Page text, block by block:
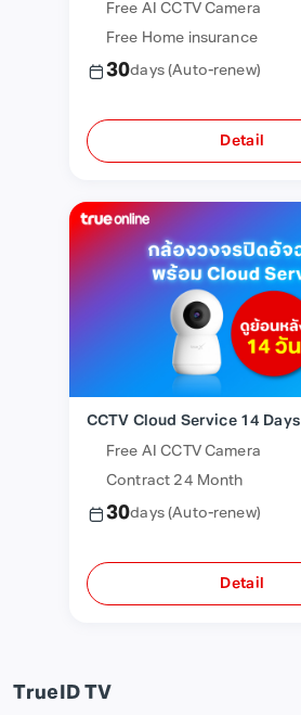
Free AI CCTV Camera
Free Home insurance
30days(Auto-renew)
Detail
CCTV Cloud Service 14 Days
Free AI CCTV Camera
Contract 24 Month
30days(Auto-renew)
Detail
TrueID TV